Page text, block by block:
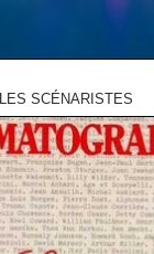
LES SCÉNARISTES